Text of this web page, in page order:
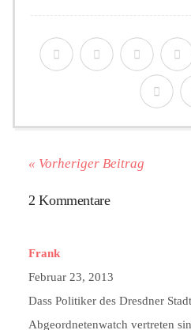
« Vorheriger Beitrag
2 Kommentare
Frank
Februar 23, 2013
Dass Politiker des Dresdner
Abgeordnetenwatch vertreten